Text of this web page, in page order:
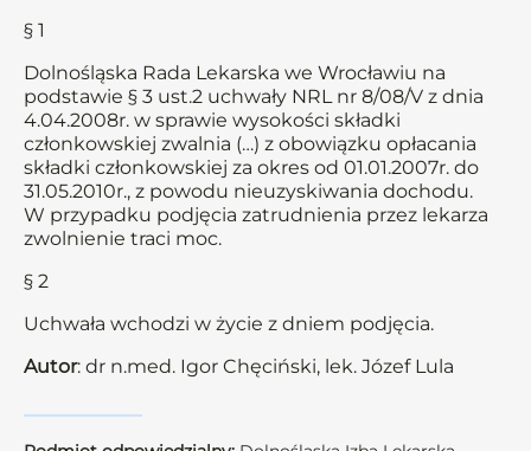
§ 1
Dolnośląska Rada Lekarska we Wrocławiu na
podstawie § 3 ust.2 uchwały NRL nr 8/08/V z dnia
4.04.2008r. w sprawie wysokości składki
członkowskiej zwalnia (…) z obowiązku opłacania
składki członkowskiej za okres od 01.01.2007r. do
31.05.2010r., z powodu nieuzyskiwania dochodu.
W przypadku podjęcia zatrudnienia przez lekarza
zwolnienie traci moc.
§ 2
Uchwała wchodzi w życie z dniem podjęcia.
Autor: dr n.med. Igor Chęciński, lek. Józef Lula